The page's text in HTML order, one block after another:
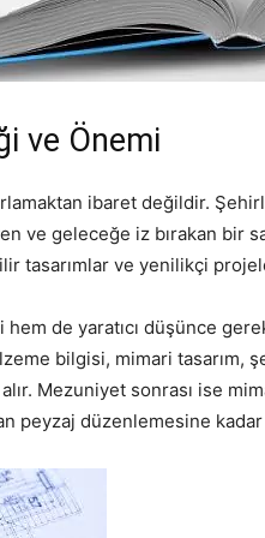
ve Önemi
ibaret değildir.
ve geleceğe iz bırakan bir
tasarımlar ve yenilikçi
de yaratıcı düşünce
bilgisi, mimari tasarım,
Mezuniyet sonrası ise
peyzaj düzenlemesine